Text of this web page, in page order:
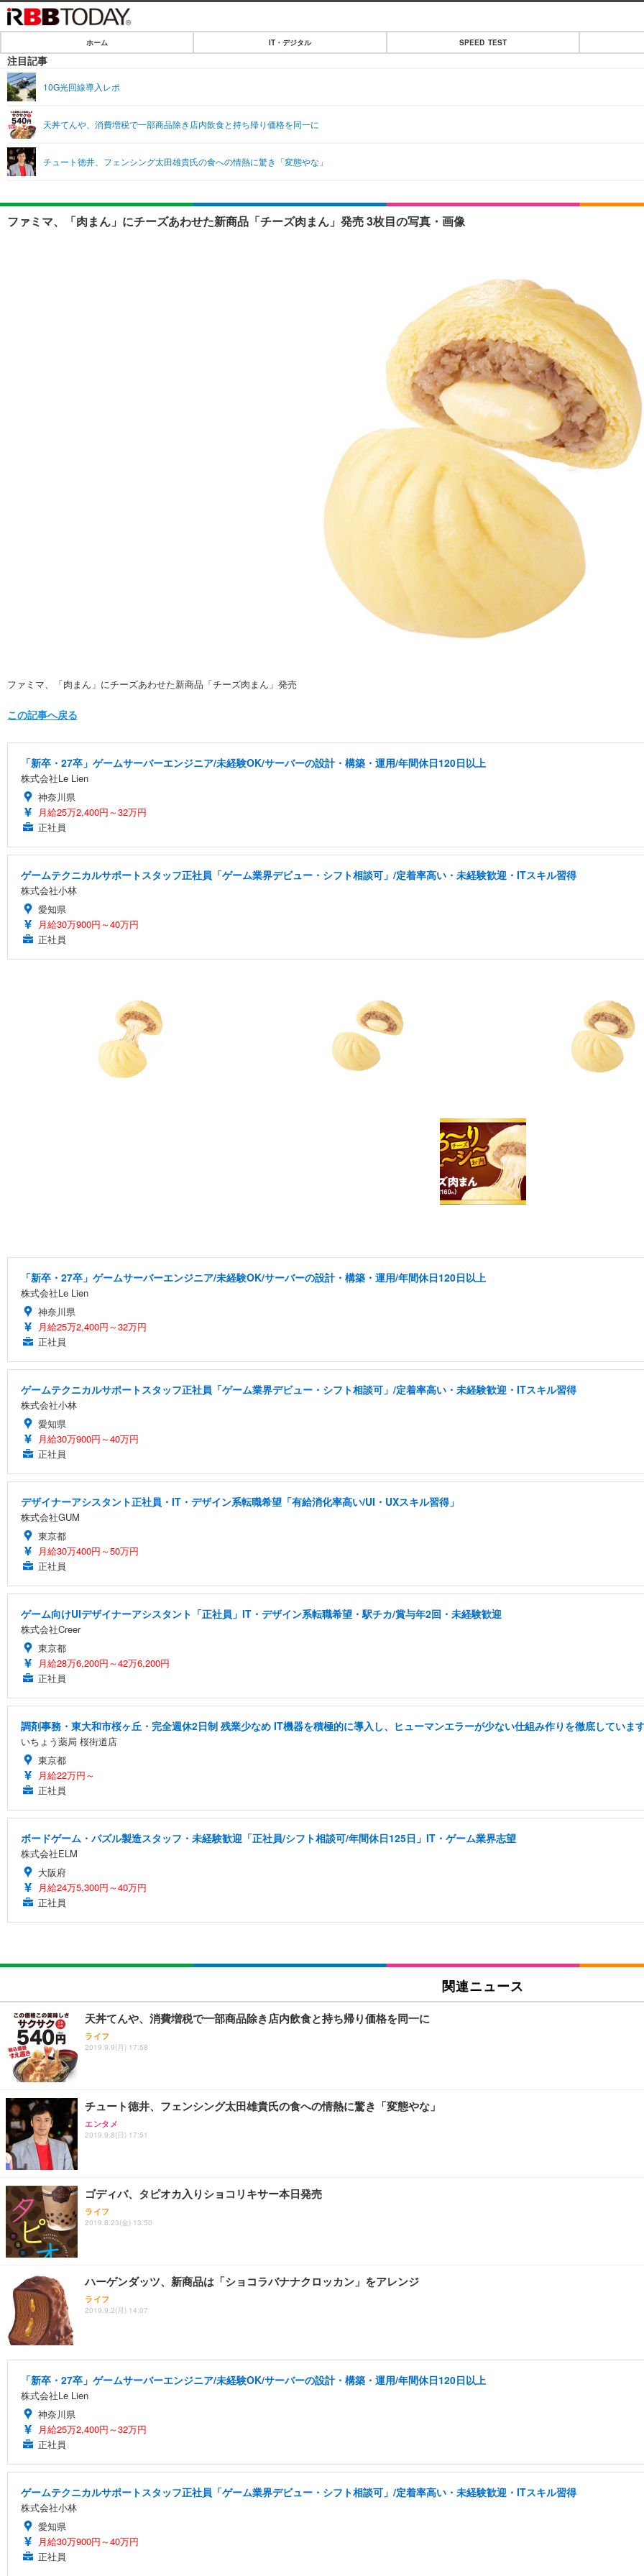
IT・デジタル
ショッピング
SPEED TEST
エンタメ
エンタメTOP
音楽
ライフ
ライフTOP
ペット
リリース一覧
ホーム IT・デジタル SPEED TEST
注目記事
10G光回線導入レポ
天丼てんや、消費増税で一部商品除き店内飲食と持ち帰り価格を同一に
チュート徳井、フェンシング太田雄貴氏の食への情熱に驚き「変態やな」
ファミマ、「肉まん」にチーズあわせた新商品「チーズ肉まん」発売 3枚目の写真・画像
ファミマ、「肉まん」にチーズあわせた新商品「チーズ肉まん」発売
この記事へ戻る
「新卒・27卒」ゲームサーバーエンジニア/未経験OK/サーバーの設計・構築・運用/年間休日120日以上
株式会社Le Lien
神奈川県
月給25万2,400円～32万円
正社員
ゲームテクニカルサポートスタッフ正社員「ゲーム業界デビュー・シフト相談可」/定着率高い・未経験歓迎・ITスキル習得
株式会社小林
愛知県
月給30万900円～40万円
正社員
「新卒・27卒」ゲームサーバーエンジニア/未経験OK/サーバーの設計・構築・運用/年間休日120日以上
株式会社Le Lien
神奈川県
月給25万2,400円～32万円
正社員
ゲームテクニカルサポートスタッフ正社員「ゲーム業界デビュー・シフト相談可」/定着率高い・未経験歓迎・ITスキル習得
株式会社小林
愛知県
月給30万900円～40万円
正社員
デザイナーアシスタント正社員・IT・デザイン系転職希望「有給消化率高い/UI・UXスキル習得」
株式会社GUM
東京都
月給30万400円～50万円
正社員
ゲーム向けUIデザイナーアシスタント「正社員」IT・デザイン系転職希望・駅チカ/賞与年2回・未経験歓迎
株式会社Creer
東京都
月給28万6,200円～42万6,200円
正社員
調剤事務・東大和市桜ヶ丘・完全週休2日制 残業少なめ IT機器を積極的に導入し、ヒューマンエラーが少ない仕組み作りを徹底していま
いちょう薬局 桜街道店
東京都
月給22万円～
正社員
ボードゲーム・パズル製造スタッフ・未経験歓迎「正社員/シフト相談可/年間休日125日」IT・ゲーム業界志望
株式会社ELM
大阪府
月給24万5,300円～40万円
正社員
関連ニュース
天丼てんや、消費増税で一部商品除き店内飲食と持ち帰り価格を同一に
ライフ
2019.9.9(月) 17:58
チュート徳井、フェンシング太田雄貴氏の食への情熱に驚き「変態やな」
エンタメ
2019.9.8(日) 17:51
ゴディバ、タピオカ入りショコリキサー本日発売
ライフ
2019.8.23(金) 13:50
ハーゲンダッツ、新商品は「ショコラバナナクロッカン」をアレンジ
ライフ
2019.9.2(月) 14:07
「新卒・27卒」ゲームサーバーエンジニア/未経験OK/サーバーの設計・構築・運用/年間休日120日以上
株式会社Le Lien
神奈川県
月給25万2,400円～32万円
正社員
ゲームテクニカルサポートスタッフ正社員「ゲーム業界デビュー・シフト相談可」/定着率高い・未経験歓迎・ITスキル習得
株式会社小林
愛知県
月給30万900円～40万円
正社員